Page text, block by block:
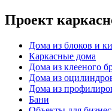
Проект
Дома из блоков и
Каркасные дома
Дома из клееного
Дома из
Дома из
Бани